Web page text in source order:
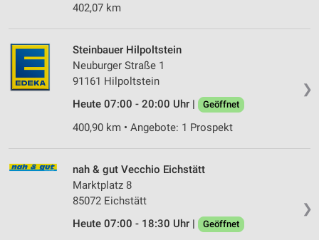
402,07 km
❯
Steinbauer Hilpoltstein
Neuburger Straße 1
91161 Hilpoltstein
Heute 07:00 - 20:00 Uhr |
Geöffnet
400,90 km • Angebote: 1 Prospekt
❯
nah & gut Vecchio Eichstätt
Marktplatz 8
85072 Eichstätt
Heute 07:00 - 18:30 Uhr |
Geöffnet